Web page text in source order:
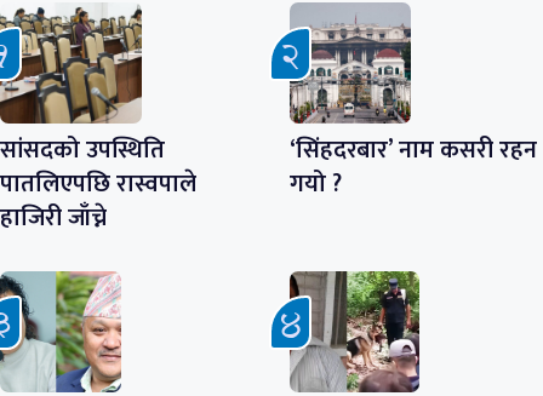
सांसदको उपस्थिति
पातलिएपछि रास्वपाले
हाजिरी जाँच्ने
‘सिंहदरबार’ नाम कसरी रहन
गयो ?